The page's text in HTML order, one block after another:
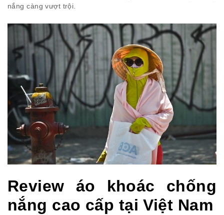
nắng càng vượt trội.
Review áo khoác chống
nắng cao cấp tại Việt Nam